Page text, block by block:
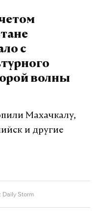
с
волны
Махачкалу,
и другие
Daily Storm